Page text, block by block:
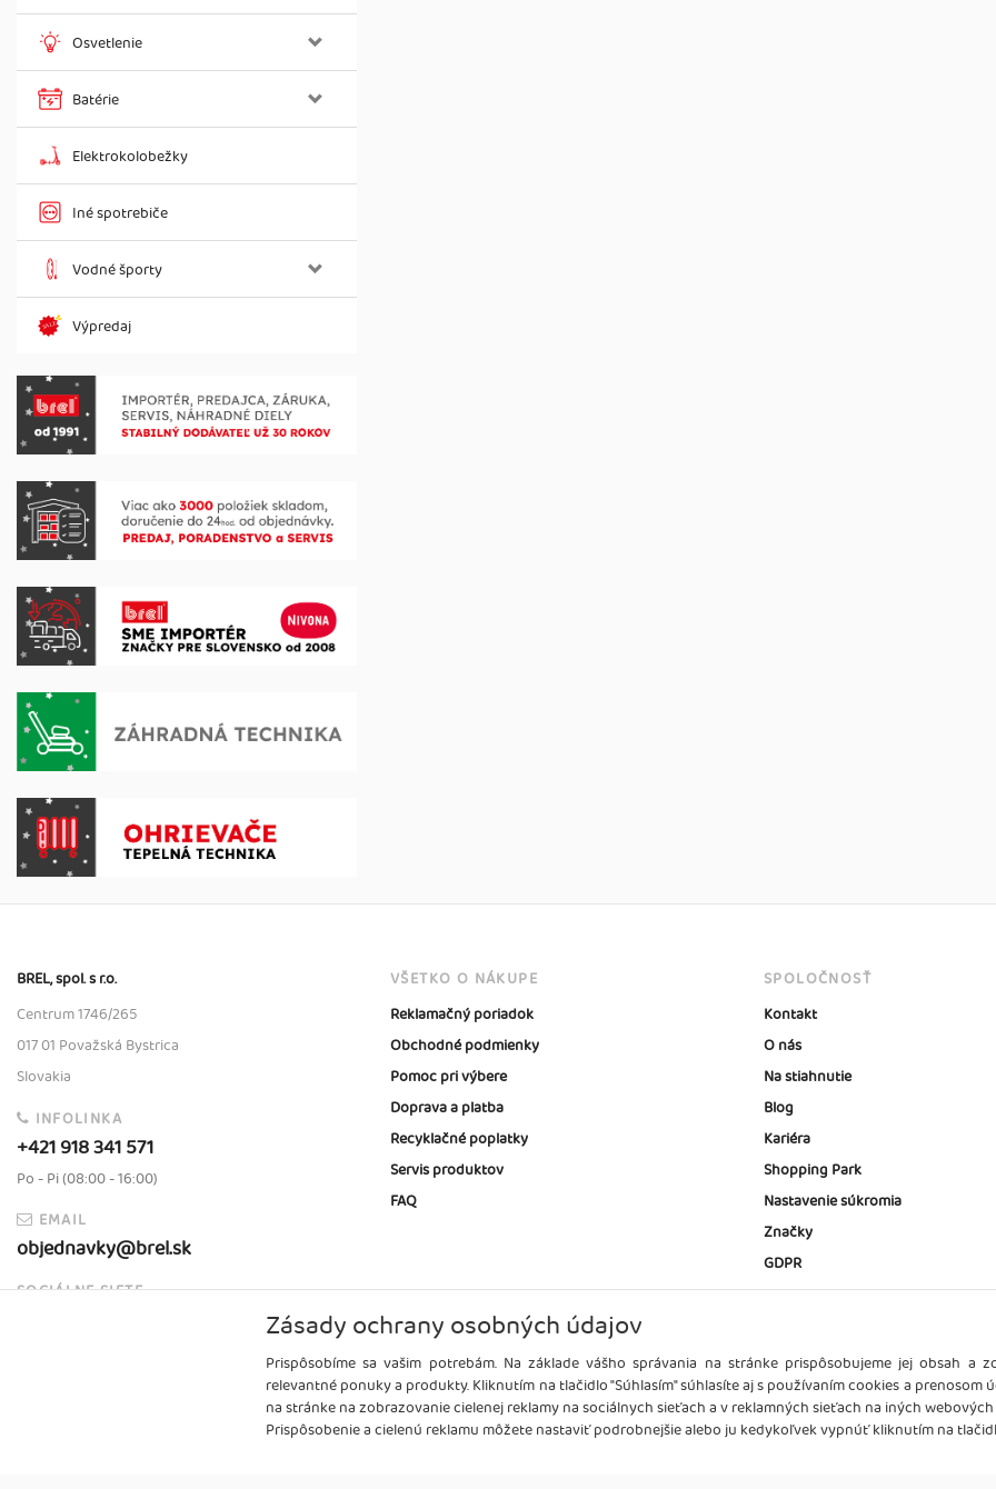
Osvetlenie
Batérie
Elektrokolobežky
Iné spotrebiče
Vodné športy
Výpredaj
BREL, spol. s r.o.
Centrum 1746/265
017 01 Považská Bystrica
Slovakia
INFOLINKA
+421 918 341 571
Po - Pi (08:00 - 16:00)
EMAIL
objednavky@brel.sk
SOCIÁLNE SIETE
VŠETKO O NÁKUPE
Reklamačný poriadok
Obchodné podmienky
Pomoc pri výbere
Doprava a platba
Recyklačné poplatky
Servis produktov
FAQ
SPOLOČNOSŤ
Kontakt
O nás
Na stiahnutie
Blog
Kariéra
Shopping Park
Nastavenie súkromia
Značky
GDPR
Zásady ochrany osobných údajov
Prispôsobíme sa vašim potrebám. Na základe vášho správania na stránke prispôsobujeme jej obsah a
relevantné ponuky a produkty. Kliknutím na tlačidlo "Súhlasím" súhlasíte aj s používaním cookies a prenosom
na stránke na zobrazovanie cielenej reklamy na sociálnych sieťach a v reklamných sieťach na iných
Prispôsobenie a cielenú reklamu môžete nastaviť podrobnejšie alebo ju kedykoľvek vypnúť kliknutím na